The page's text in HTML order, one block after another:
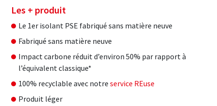
Les + produit
Le 1er isolant PSE fabriqué sans matière neuve
Fabriqué sans matière neuve
Impact carbone réduit d’environ 50% par rapport à
l’équivalent classique*
100% recyclable avec notre service REuse
Produit léger